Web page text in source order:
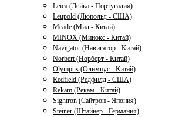
Leica (Лейка - Португалия)
Leupold (Люпольд - США)
Meade (Мид - Китай)
MINOX (Минокс - Китай)
Navigator (Навигатор - Китай)
Norbert (Норберт - Китай)
Olympus (Олимпус - Китай)
Redfield (Редфилд - США)
Rekam (Рекам - Китай)
Sightron (Сайтрон - Япония)
Steiner (Штайнер - Германия)